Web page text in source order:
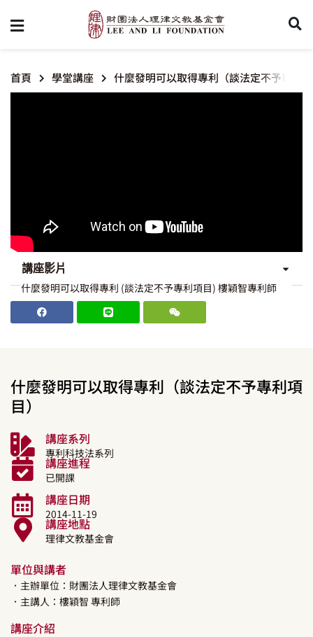
首頁 學堂講座 什麼發明可以取得專利（談法定不予專利
講座影片
什麼發明可以取得專利 (談法定不予專利項目) 樓穎智專利師
什麼發明可以取得專利（談法定不予專利項
目）
講座系列
專利科技法系列
講座進程
已開課
講座日期
2014-11-19
講座地點
理律文教基金會
單位與講者
．主辦單位：財團法人理律文教基金會
．主講人： 樓穎智 專利師
講座介紹